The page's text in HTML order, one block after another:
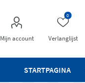
Mijn account Verlanglijst
0
STARTPAGINA